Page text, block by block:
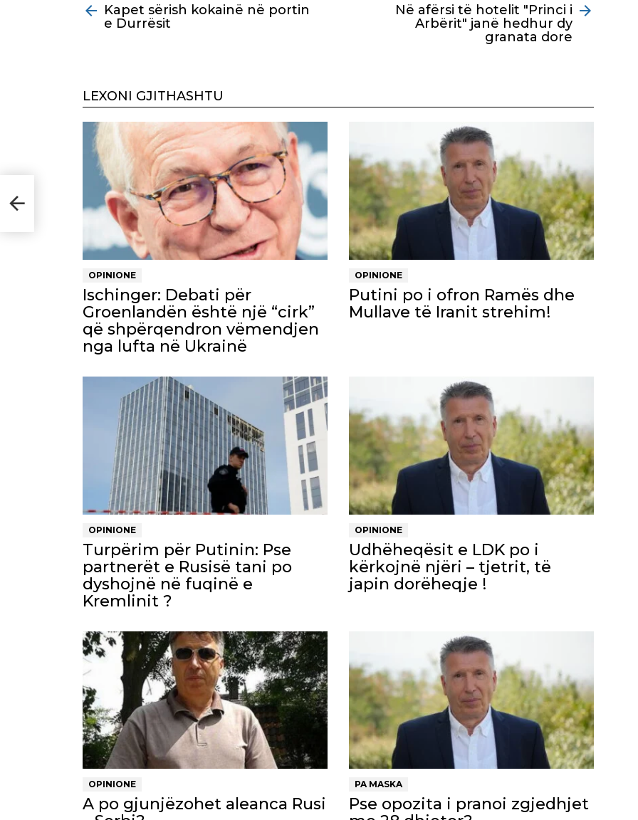
moreKapet sërish kokainë në portin
e Durrësit
Në afërsi të hotelit "Princi i
Arbërit" janë hedhur dy
granata dore
LEXONI GJITHASHTU
OPINIONE
Ischinger: Debati për
Groenlandën është një “cirk”
që shpërqendron vëmendjen
nga lufta në Ukrainë
OPINIONE
Putini po i ofron Ramës dhe
Mullave të Iranit strehim!
OPINIONE
Turpërim për Putinin: Pse
partnerët e Rusisë tani po
dyshojnë në fuqinë e
Kremlinit ?
OPINIONE
Udhëheqësit e LDK po i
kërkojnë njëri – tjetrit, të
japin dorëheqje !
OPINIONE
A po gjunjëzohet aleanca Rusi
PA MASKA
Pse opozita i pranoi zgjedhjet